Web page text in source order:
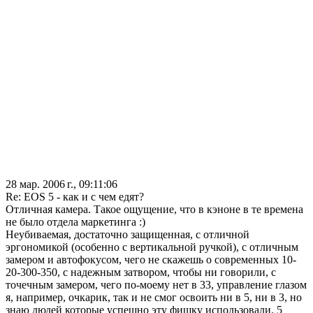
28 мар. 2006 г., 09:11:06
Re: EOS 5 - как и с чем едят?
Отличная камера. Такое ощущение, что в кэноне в те времена
не было отдела маркетинга :)
Неубиваемая, достаточно защищенная, с отличной
эргономикой (особенно с вертикальной ручкой), с отличным
замером и автофокусом, чего не скажешь о современных 10-
20-300-350, с надежным затвором, чтобы ни говорили, с
точечным замером, чего по-моему нет в 33, управление глазом
я, например, очкарик, так и не смог освоить ни в 5, ни в 3, но
знаю людей которые успешно эту фишку использовали. 5